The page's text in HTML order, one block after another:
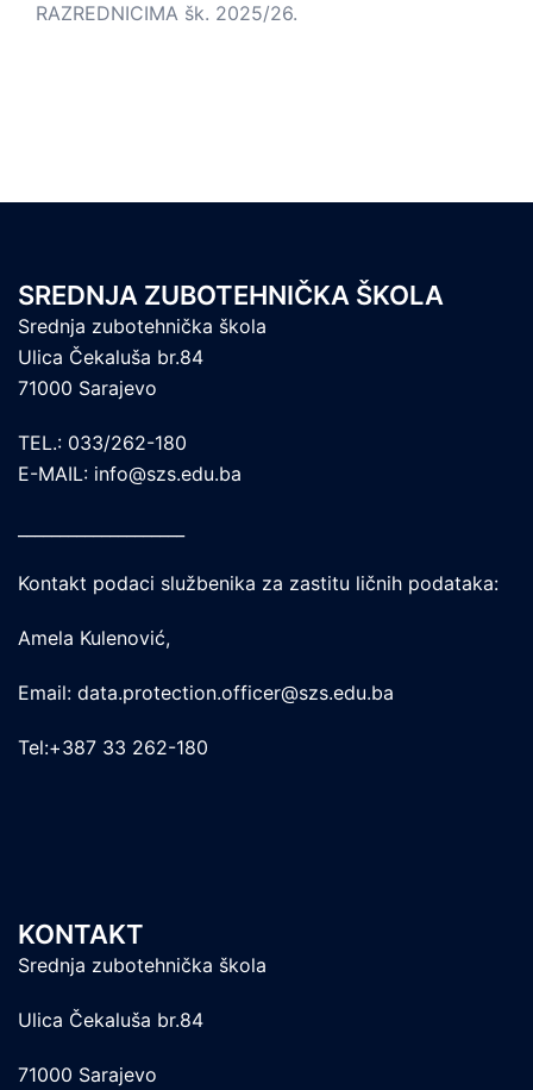
RAZREDNICIMA šk. 2025/26.
SREDNJA ZUBOTEHNIČKA ŠKOLA
Srednja zubotehnička škola
Ulica Čekaluša br.84
71000 Sarajevo
TEL.: 033/262-180
E-MAIL: info@szs.edu.ba
Kontakt podaci službenika za zastitu ličnih podataka:
Amela Kulenović,
Email: data.protection.officer@szs.edu.ba
Tel:+387 33 262-180
KONTAKT
Srednja zubotehnička škola
Ulica Čekaluša br.84
71000 Sarajevo